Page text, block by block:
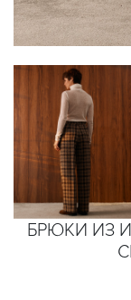
БРЮКИ ИЗ